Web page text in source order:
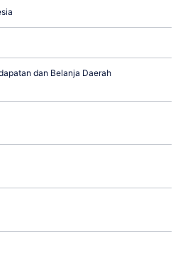
dan Belanja Daerah